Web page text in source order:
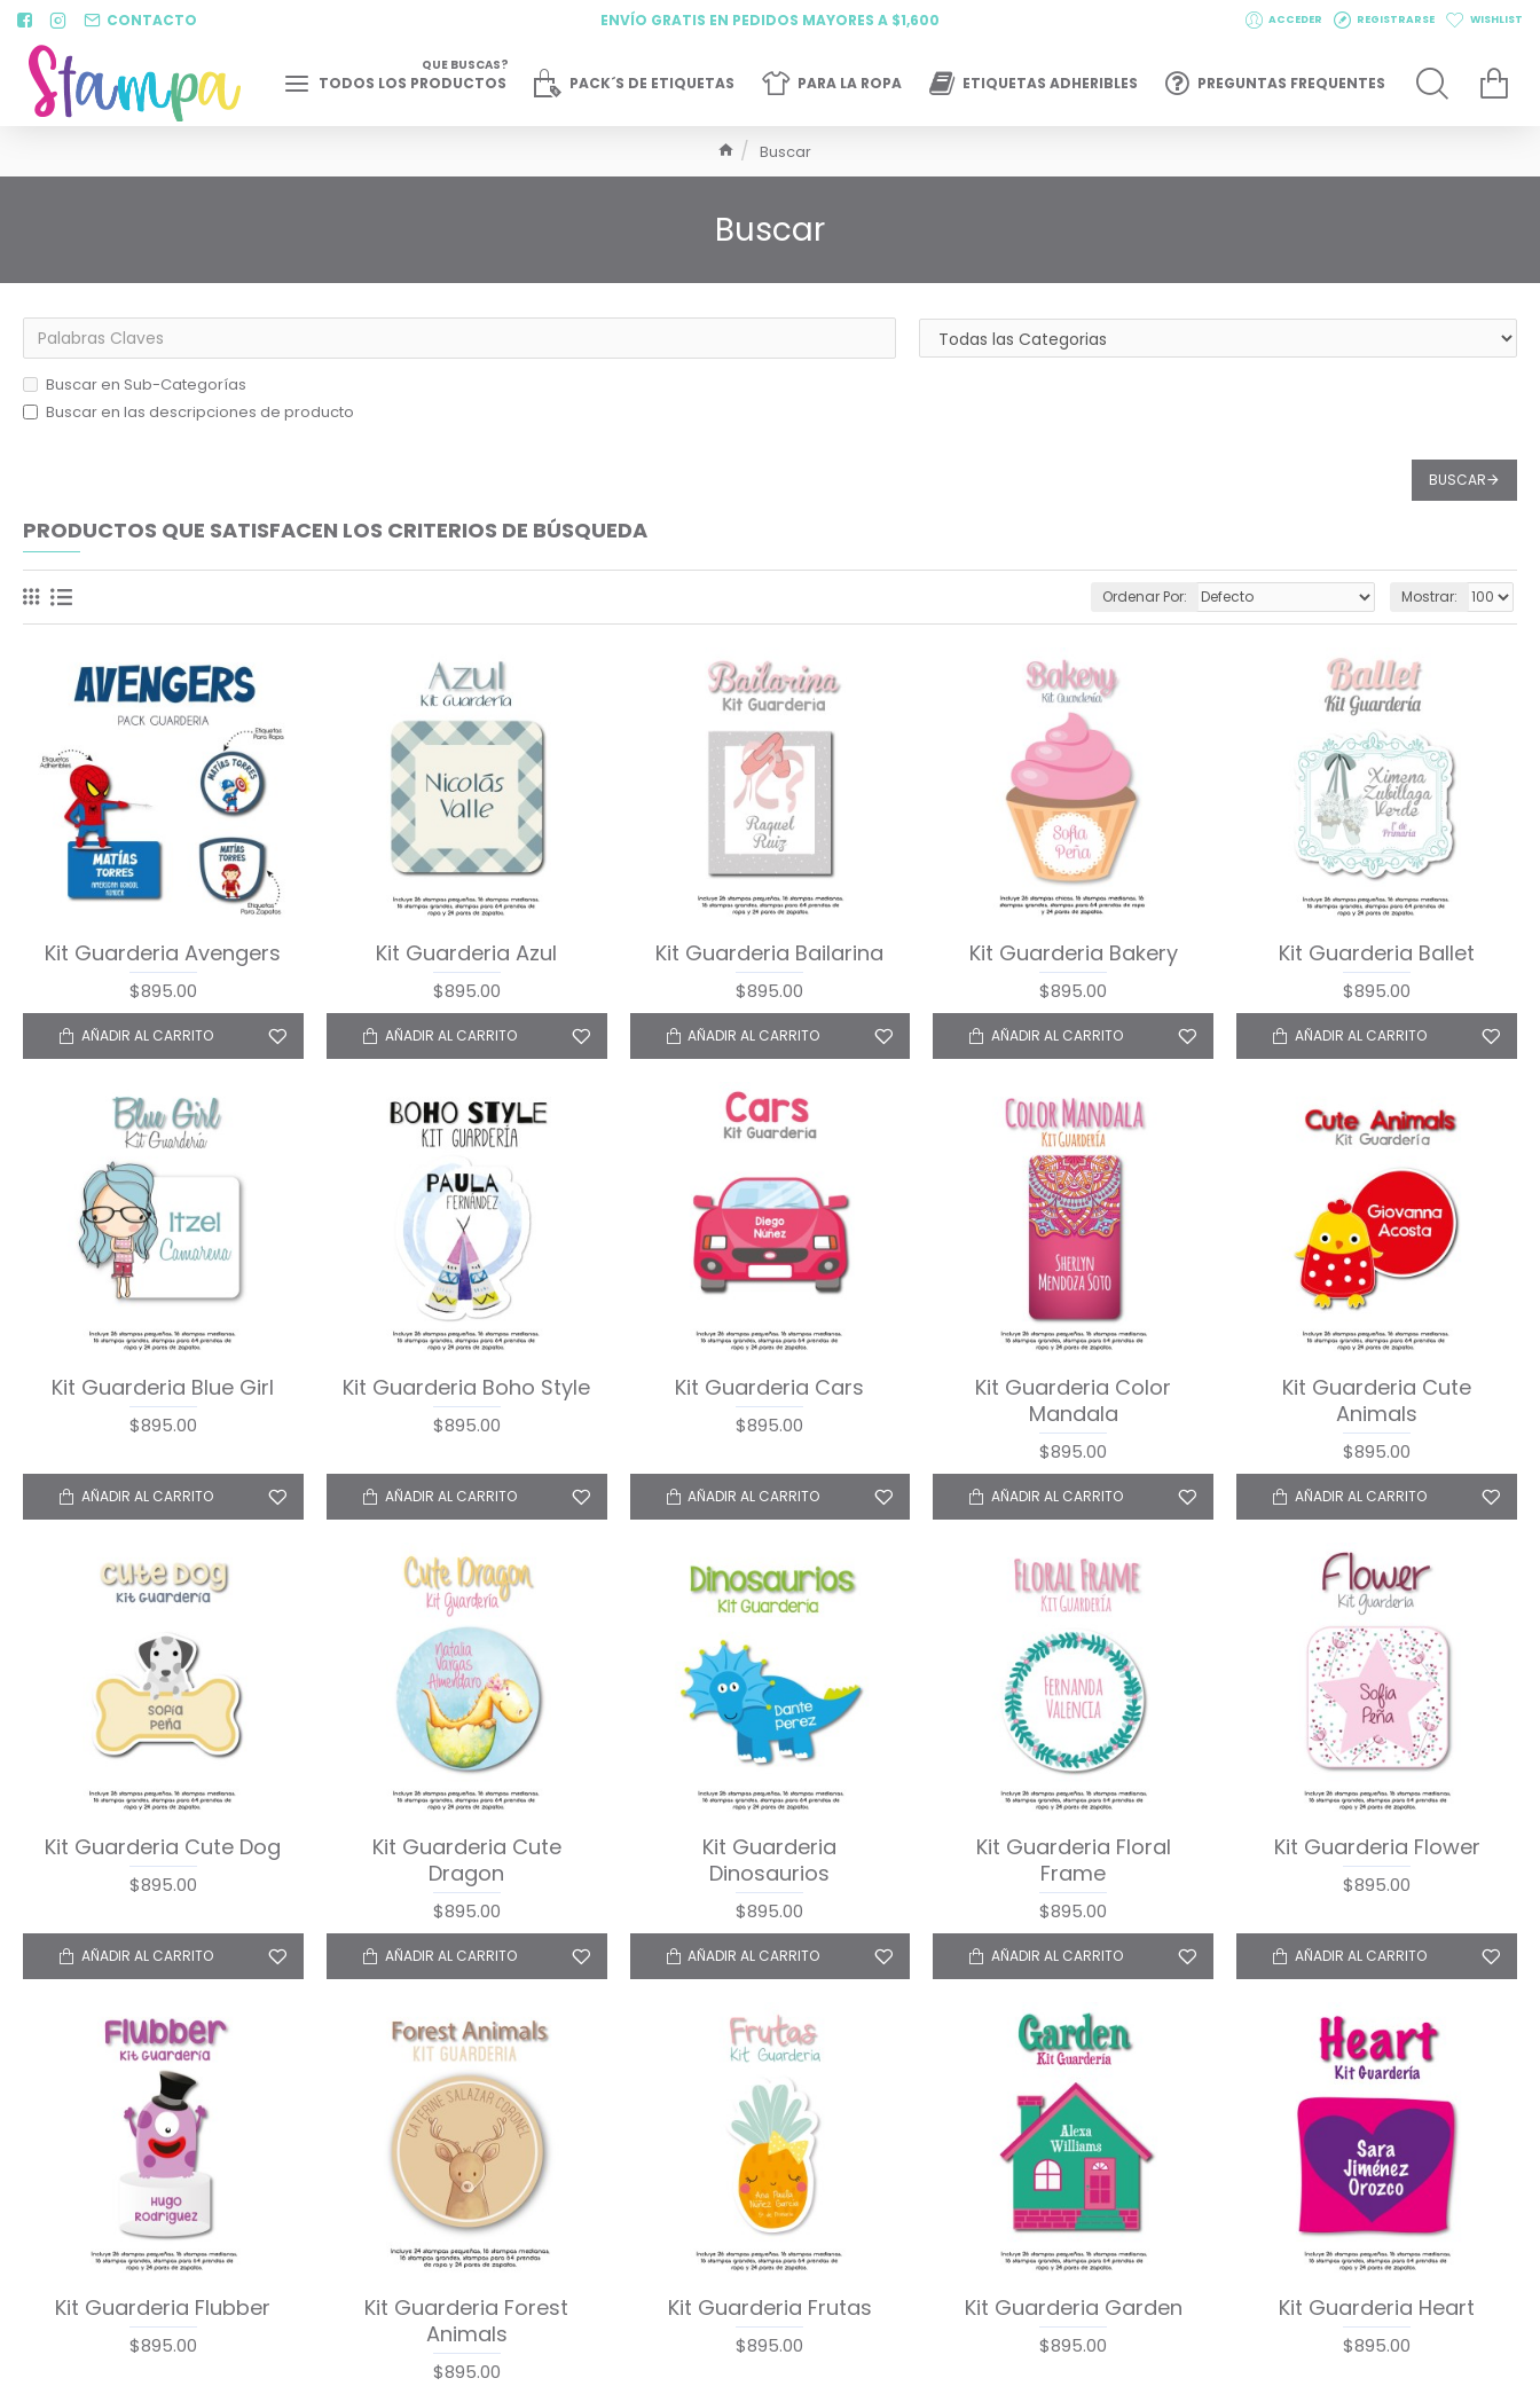
CONTACTO ENVÍO GRATIS EN PEDIDOS MAYORES A $1,600 ACCEDER REGISTRARSE WISHLIST
TODOS LOS PRODUCTOS
QUE BUSCAS?
PACK´S DE ETIQUETAS PARA LA ROPA ETIQUETAS ADHERIBLES PREGUNTAS FREQUENTES
Buscar
Buscar
Buscar en Sub-Categorías
Buscar en las descripciones de producto
BUSCAR
PRODUCTOS QUE SATISFACEN LOS CRITERIOS DE BÚSQUEDA
Ordenar Por: Mostrar:
Kit Guarderia Avengers
$895.00
AÑADIR AL CARRITO
Kit Guarderia Azul
$895.00
AÑADIR AL CARRITO
Kit Guarderia Bailarina
$895.00
AÑADIR AL CARRITO
Kit Guarderia Bakery
$895.00
AÑADIR AL CARRITO
Kit Guarderia Ballet
$895.00
AÑADIR AL CARRITO
Kit Guarderia Blue Girl
$895.00
AÑADIR AL CARRITO
Kit Guarderia Boho Style
$895.00
AÑADIR AL CARRITO
Kit Guarderia Cars
$895.00
AÑADIR AL CARRITO
Kit Guarderia Color
Mandala
$895.00
AÑADIR AL CARRITO
Kit Guarderia Cute
Animals
$895.00
AÑADIR AL CARRITO
Kit Guarderia Cute Dog
$895.00
AÑADIR AL CARRITO
Kit Guarderia Cute
Dragon
$895.00
AÑADIR AL CARRITO
Kit Guarderia
Dinosaurios
$895.00
AÑADIR AL CARRITO
Kit Guarderia Floral
Frame
$895.00
AÑADIR AL CARRITO
Kit Guarderia Flower
$895.00
AÑADIR AL CARRITO
Kit Guarderia Flubber
$895.00
Kit Guarderia Forest
Animals
$895.00
Kit Guarderia Frutas
$895.00
Kit Guarderia Garden
$895.00
Kit Guarderia Heart
$895.00